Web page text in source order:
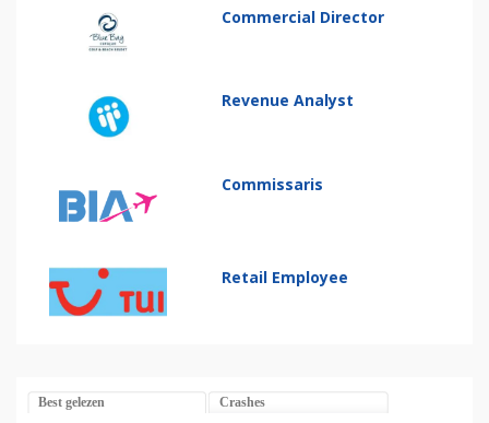
Commercial Director
Revenue Analyst
Commissaris
Retail Employee
Best gelezen Crashes